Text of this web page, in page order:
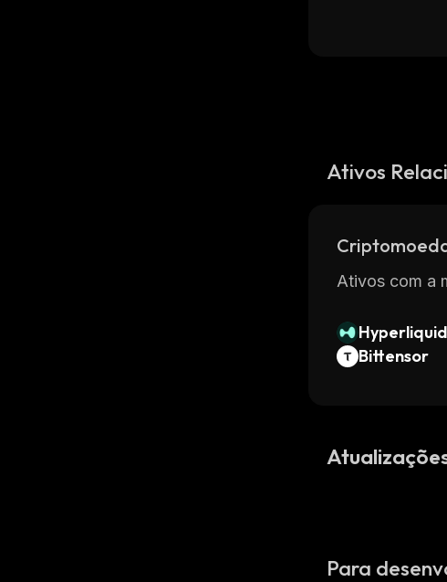
Ativos
Ativos com a
Hyperliquid
Bittensor
Para